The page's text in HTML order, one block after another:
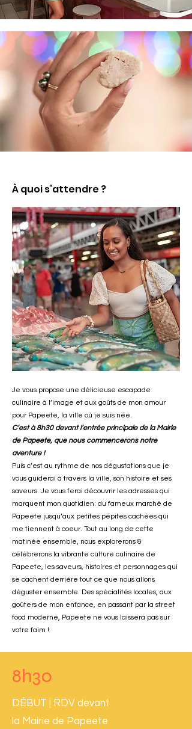
À quoi s’attendre ?
Je vous propose une délicieuse escapade
culinaire à l’image et aux goûts de mon amour
pour Papeete, la ville où je suis née.
C’est à 8h30devant l’entrée principale de la Mairie
de Papeete, que nous commencerons notre
aventure !
Puis c’est au rythme de nos dégustations que je
vous guiderai à travers la ville, son histoire et ses
saveurs. Je vous ferai découvrir les adresses qui
marquent mon quotidien: du fameux marché de
Papeete jusqu’aux petites pépites cachées qui
me tiennent à coeur. Tout au long de cette
matinée ensemble, nous explorerons &
célébrerons la vibrante culture culinaire de
Papeete, les saveurs, histoires et personnages qui
se cachent derrière tout ce que nous allons
déguster ensemble. Des spécialités locales, aux
goûters de mon enfance, en passant par la street
food moderne, Papeete ne vous laissera pas sur
votre faim !
8h30
DÉBUT | RDV devant
la Mairie de Papeete